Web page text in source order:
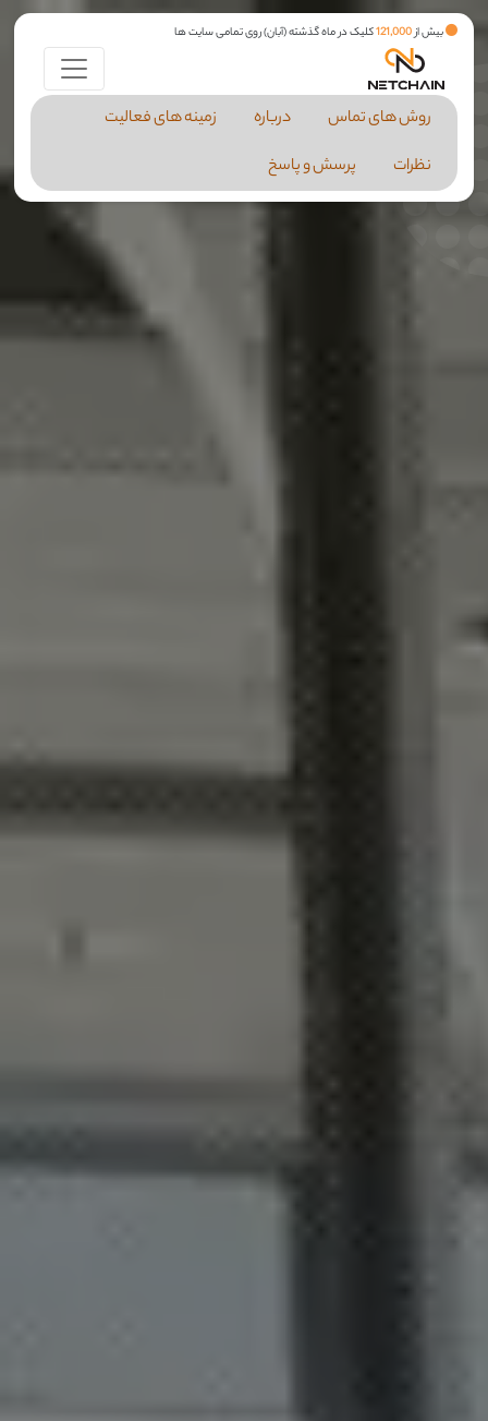
بیش از121,000کلیک در ماه گذشته (آبان) روی تمامی سایت ها
روش های تماس درباره
زمینه های فعالیت
نظرات
پرسش و پاسخ